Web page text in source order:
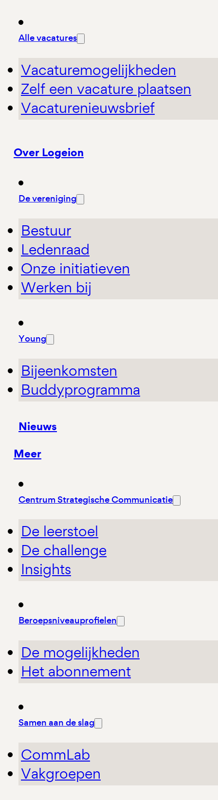
Alle vacatures
Vacaturemogelijkheden
Zelf een vacature plaatsen
Vacaturenieuwsbrief
Over Logeion
De vereniging
Bestuur
Ledenraad
Onze initiatieven
Werken bij
Young
Bijeenkomsten
Buddyprogramma
Nieuws
Meer
Centrum Strategische Communicatie
De leerstoel
De challenge
Insights
Beroepsniveauprofielen
De mogelijkheden
Het abonnement
Samen aan de slag
CommLab
Vakgroepen